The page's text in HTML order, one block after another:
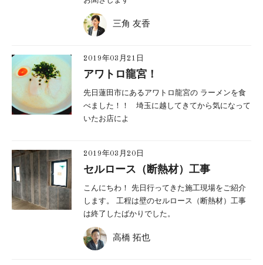
三角 友香
2019年03月21日
アワトロ龍宮！
先日蓮田市にあるアワトロ龍宮の ラーメンを食
べました！！ 埼玉に越してきてから気になって
いたお店によ
2019年03月20日
セルロース（断熱材）工事
こんにちわ！ 先日行ってきた施工現場をご紹介
します。 工程は壁のセルロース（断熱材）工事
は終了したばかりでした。
高橋 拓也